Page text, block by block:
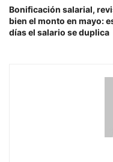
Bonificación salarial,
bien el monto en mayo:
días el salario se duplica